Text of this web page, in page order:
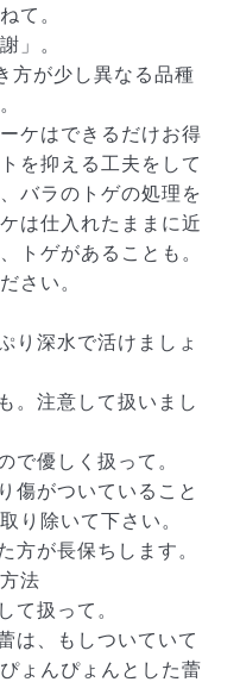
？
折れている」などの
もお気軽にサポート
補償いたします。
て。
」。
方が少し異なる品種
ケはできるだけお得
を抑える工夫をして
バラのトゲの処理を
は仕入れたままに近
トゲがあることも。
さい。
り深水で活けましょ
。注意して扱いまし
で優しく扱って。
傷がついていること
り除いて下さい。
が長保ちします。
法
て扱って。
は、もしついていて
ょんぴょんとした蕾